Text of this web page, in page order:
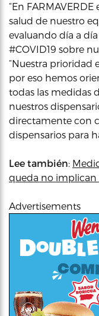
“En
salud de nuestro
evaluando día a
#COVID19 sobre
“Nuestra prioridad
por eso hemos
todas las medidas
nuestros
directamente con
dispensarios para
Lee también:
queda no implican
Advertisements